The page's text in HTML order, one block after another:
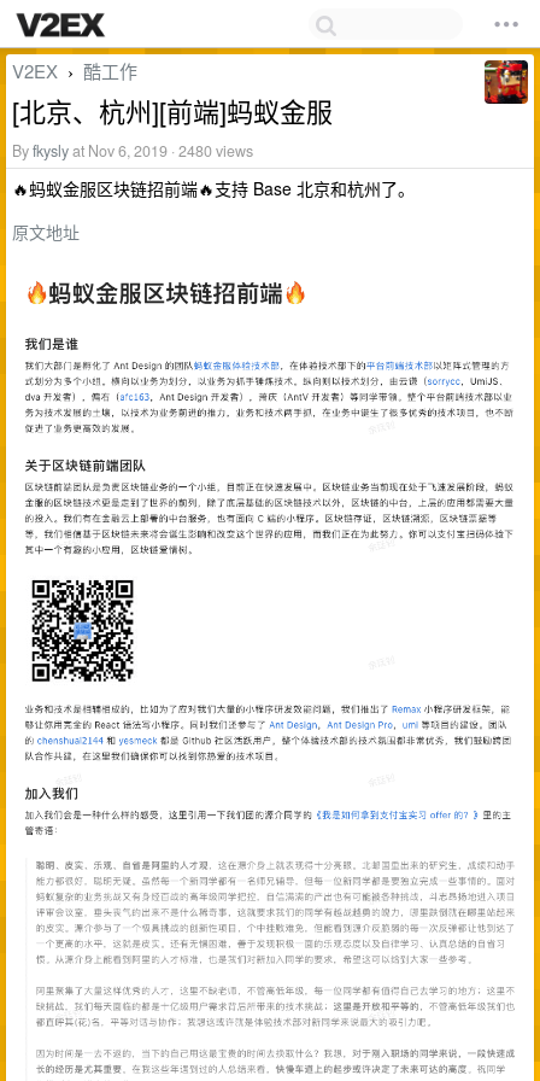
V2EX › 酷工作
[北京、杭州][前端]蚂蚁金服
Byfkyslyat Nov 6, 2019 · 2480 views
🔥蚂蚁金服区块链招前端🔥支持 Base 北京和杭州了。
原文地址